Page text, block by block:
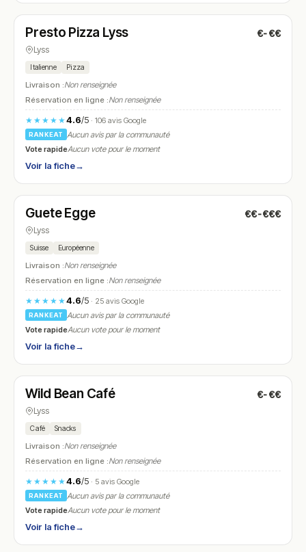
N° 16
Presto Pizza Lyss €-€€
Lyss
Italienne Pizza
Livraison :Non renseignée
Réservation en ligne :Non renseignée
★★★★★4.6/5· 106 avis Google
RANKEAT
Aucun avis par la communauté
Vote rapideAucun vote pour le moment
Voir la fiche→
N° 17
Guete Egge €€-€€€
Lyss
Suisse Européenne
Livraison :Non renseignée
Réservation en ligne :Non renseignée
★★★★★4.6/5· 25 avis Google
RANKEAT
Aucun avis par la communauté
Vote rapideAucun vote pour le moment
Voir la fiche→
N° 18
Wild Bean Café €-€€
Lyss
Café Snacks
Livraison :Non renseignée
Réservation en ligne :Non renseignée
★★★★★4.6/5· 5 avis Google
RANKEAT
Aucun avis par la communauté
Vote rapideAucun vote pour le moment
Voir la fiche→